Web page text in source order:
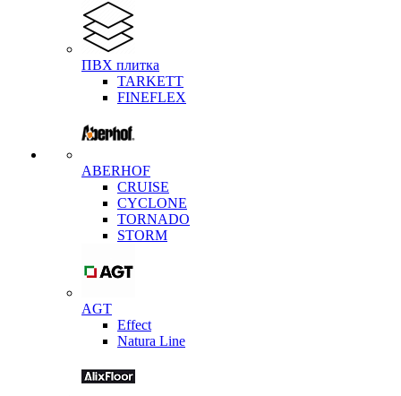
ПВХ плитка
TARKETT
FINEFLEX
ABERHOF
CRUISE
CYCLONE
TORNADO
STORM
AGT
Effect
Natura Line